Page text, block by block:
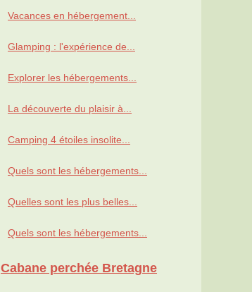
Vacances en hébergement...
Glamping : l'expérience de...
Explorer les hébergements...
La découverte du plaisir à...
Camping 4 étoiles insolite...
Quels sont les hébergements...
Quelles sont les plus belles...
Quels sont les hébergements...
Cabane perchée Bretagne